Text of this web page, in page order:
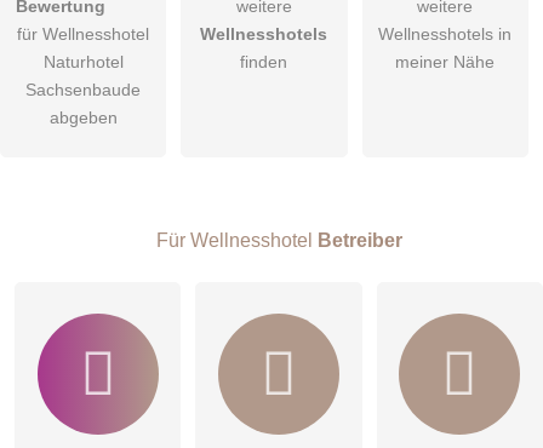
DieDatenschutzerklärunghabe ich zur Kenntnis genommen.
öffentliche Frage stellen
Wellnesshotel-Eintrag zu stellen.
Bewertung
für Wellnesshotel
Naturhotel
Sachsenbaude
abgeben
weitere
Wellnesshotels
finden
weitere
Wellnesshotels in
meiner Nähe
Für Wellnesshotel Betreiber